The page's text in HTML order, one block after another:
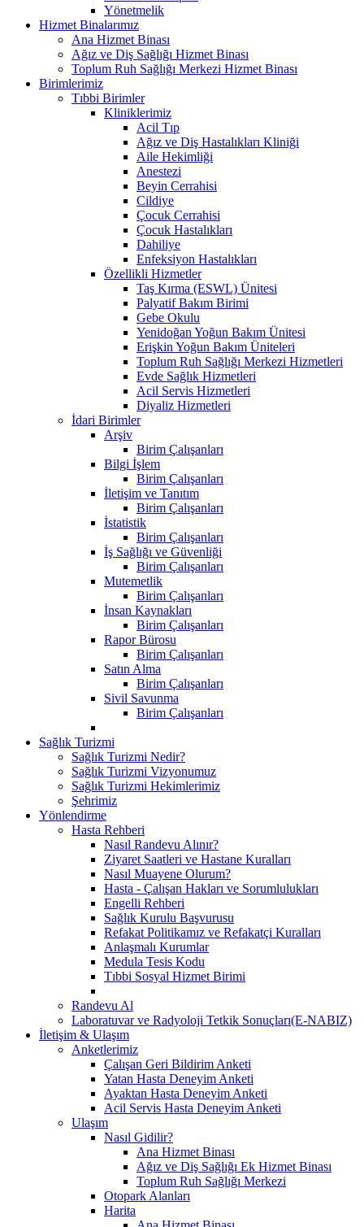
Yönetmelik
Hizmet Binalarımız
Ana Hizmet Binası
Ağız ve Diş Sağlığı Hizmet Binası
Toplum Ruh Sağlığı Merkezi Hizmet Binası
Birimlerimiz
Tıbbi Birimler
Kliniklerimiz
Acil Tıp
Ağız ve Diş Hastalıkları Kliniği
Aile Hekimliği
Anestezi
Beyin Cerrahisi
Cildiye
Çocuk Cerrahisi
Çocuk Hastalıkları
Dahiliye
Enfeksiyon Hastalıkları
Özellikli Hizmetler
Taş Kırma (ESWL) Ünitesi
Palyatif Bakım Birimi
Gebe Okulu
Yenidoğan Yoğun Bakım Ünitesi
Erişkin Yoğun Bakım Üniteleri
Toplum Ruh Sağlığı Merkezi Hizmetleri
Evde Sağlık Hizmetleri
Acil Servis Hizmetleri
Diyaliz Hizmetleri
İdari Birimler
Arşiv
Birim Çalışanları
Bilgi İşlem
Birim Çalışanları
İletişim ve Tanıtım
Birim Çalışanları
İstatistik
Birim Çalışanları
İş Sağlığı ve Güvenliği
Birim Çalışanları
Mutemetlik
Birim Çalışanları
İnsan Kaynakları
Birim Çalışanları
Rapor Bürosu
Birim Çalışanları
Satın Alma
Birim Çalışanları
Sivil Savunma
Birim Çalışanları
Sağlık Turizmi
Sağlık Turizmi Nedir?
Sağlık Turizmi Vizyonumuz
Sağlık Turizmi Hekimlerimiz
Şehrimiz
Yönlendirme
Hasta Rehberi
Nasıl Randevu Alınır?
Ziyaret Saatleri ve Hastane Kuralları
Nasıl Muayene Olurum?
Hasta - Çalışan Hakları ve Sorumlulukları
Engelli Rehberi
Sağlık Kurulu Başvurusu
Refakat Politikamız ve Refakatçi Kuralları
Anlaşmalı Kurumlar
Medula Tesis Kodu
Tıbbi Sosyal Hizmet Birimi
Randevu Al
Laboratuvar ve Radyoloji Tetkik Sonuçları(E-NABIZ)
İletişim & Ulaşım
Anketlerimiz
Çalışan Geri Bildirim Anketi
Yatan Hasta Deneyim Anketi
Ayaktan Hasta Deneyim Anketi
Acil Servis Hasta Deneyim Anketi
Ulaşım
Nasıl Gidilir?
Ana Hizmet Binası
Ağız ve Diş Sağlığı Ek Hizmet Binası
Toplum Ruh Sağlığı Merkezi
Otopark Alanları
Harita